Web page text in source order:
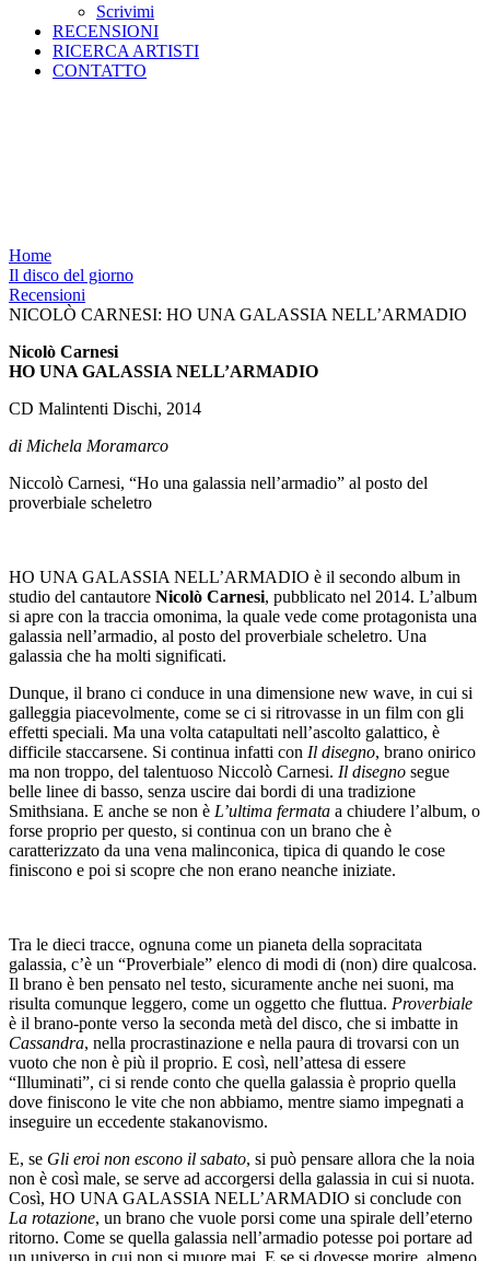
Scrivimi
RECENSIONI
RICERCA ARTISTI
CONTATTO
Home
Il disco del giorno
Recensioni
NICOLÒ CARNESI: HO UNA GALASSIA NELL’ARMADIO
Nicolò Carnesi
HO UNA GALASSIA NELL’ARMADIO
CD Malintenti Dischi, 2014
di Michela Moramarco
Niccolò Carnesi, “Ho una galassia nell’armadio” al posto del
proverbiale scheletro
HO UNA GALASSIA NELL’ARMADIO è il secondo album in
studio del cantautore Nicolò Carnesi, pubblicato nel 2014. L’album
si apre con la traccia omonima, la quale vede come protagonista una
galassia nell’armadio, al posto del proverbiale scheletro. Una
galassia che ha molti significati.
Dunque, il brano ci conduce in una dimensione new wave, in cui si
galleggia piacevolmente, come se ci si ritrovasse in un film con gli
effetti speciali. Ma una volta catapultati nell’ascolto galattico, è
difficile staccarsene. Si continua infatti con Il disegno, brano onirico
ma non troppo, del talentuoso Niccolò Carnesi. Il disegno segue
belle linee di basso, senza uscire dai bordi di una tradizione
Smithsiana. E anche se non è L’ultima fermata a chiudere l’album, o
forse proprio per questo, si continua con un brano che è
caratterizzato da una vena malinconica, tipica di quando le cose
finiscono e poi si scopre che non erano neanche iniziate.
Tra le dieci tracce, ognuna come un pianeta della sopracitata
galassia, c’è un “Proverbiale” elenco di modi di (non) dire qualcosa.
Il brano è ben pensato nel testo, sicuramente anche nei suoni, ma
risulta comunque leggero, come un oggetto che fluttua. Proverbiale
è il brano-ponte verso la seconda metà del disco, che si imbatte in
Cassandra, nella procrastinazione e nella paura di trovarsi con un
vuoto che non è più il proprio. E così, nell’attesa di essere
“Illuminati”, ci si rende conto che quella galassia è proprio quella
dove finiscono le vite che non abbiamo, mentre siamo impegnati a
inseguire un eccedente stakanovismo.
E, se Gli eroi non escono il sabato, si può pensare allora che la noia
non è così male, se serve ad accorgersi della galassia in cui si nuota.
Così, HO UNA GALASSIA NELL’ARMADIO si conclude con
La rotazione, un brano che vuole porsi come una spirale dell’eterno
ritorno. Come se quella galassia nell’armadio potesse poi portare ad
un universo in cui non si muore mai. E se si dovesse morire, almeno